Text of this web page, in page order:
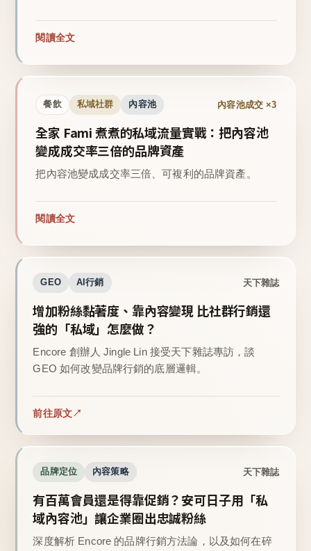
閱讀全文
餐飲 私域社群 內容池 內容池成交 ×3
全家 Fami 煮煮的私域流量實戰：把內容池
變成成交率三倍的品牌資產
把內容池變成成交率三倍、可複利的品牌資產。
閱讀全文
GEO AI行銷 天下雜誌
增加粉絲黏著度、靠內容變現 比社群行銷還
強的「私域」怎麼做？
Encore 創辦人 Jingle Lin 接受天下雜誌專訪，談
GEO 如何改變品牌行銷的底層邏輯。
前往原文
品牌定位 內容策略 天下雜誌
有百萬會員還是得靠促銷？安可日子用「私
域內容池」讓企業圈出忠誠粉絲
深度解析 Encore 的品牌行銷方法論，以及如何在碎